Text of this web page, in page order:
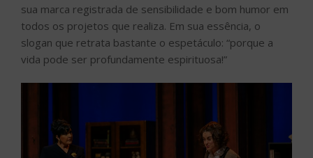
sua marca registrada de sensibilidade e bom humor em
todos os projetos que realiza. Em sua essência, o
slogan que retrata bastante o espetáculo: “porque a
vida pode ser profundamente espirituosa!”